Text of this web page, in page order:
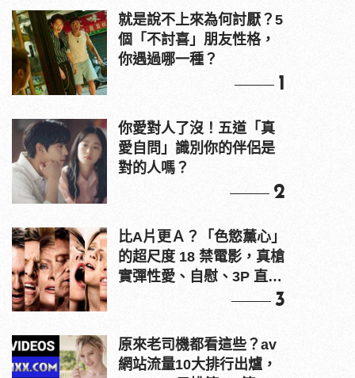
就是說不上來為何討厭？5
個「不討喜」朋友性格，
你遇過哪一種？
1
你愛對人了沒！五道「真
愛自問」識別你的伴侶是
對的人嗎？
2
比A片更Ａ？「色慾薰心」
的超尺度 18 禁電影，真槍
實彈性愛、自慰、3P 直接
3
原來老司機都看這些？av
網站流量10大排行出爐，